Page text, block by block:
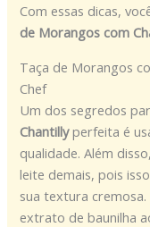
Com essas dicas,
de Morangos com
Taça de Morangos
Chef
Um dos segredos
Chantillyperfeita é
qualidade. Além
leite demais, pois
sua textura
extrato de baunilha